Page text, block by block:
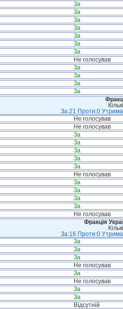
За
За
За
За
За
За
За
Не голосував
За
За
За
За
За:21 Проти:0
Не голосував
Не голосував
За
За
За
За
За
Не голосував
За
За
За
За
Не голосував
Фракція
За:16 Проти:0
За
За
За
Не голосував
За
Не голосував
За
За
Відсутній